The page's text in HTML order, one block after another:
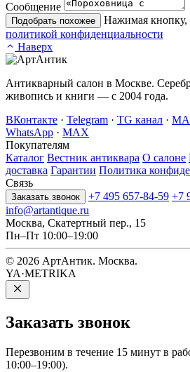
Сообщение
Подобрать похожее
Нажимая кнопку,
политикой конфиденциальности
Наверх
Антикварный салон в Москве.
живопись и книги — с 2004 года.
ВКонтакте · Telegram · TG канал ·
WhatsApp · MAX
Покупателям
Каталог Вестник антиквара О салоне
доставка Гарантии Политика
Связь
Заказать звонок +7 495 657-84-59 +7
info@artantique.ru
Москва, Скатертный пер., 15
Пн–Пт 10:00–19:00
© 2026 АртАнтик. Москва.
YA·METRIKA
Заказать звонок
Перезвоним в течение 15 минут в
10:00–19:00).